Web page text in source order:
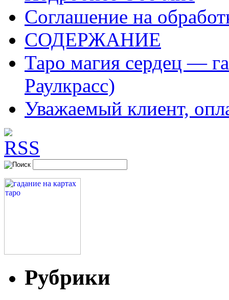
Соглашение на
СОДЕРЖАНИЕ
Таро магия сердец —
Раулкрасс)
Уважаемый клиент,
Рубрики